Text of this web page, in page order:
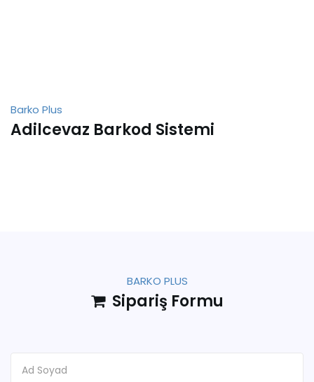
Barko Plus
Adilcevaz Barkod Sistemi
BARKO PLUS
Sipariş Formu